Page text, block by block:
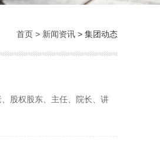
首页 > 新闻资讯 > 集团动态
股权股东、主任、院长、讲